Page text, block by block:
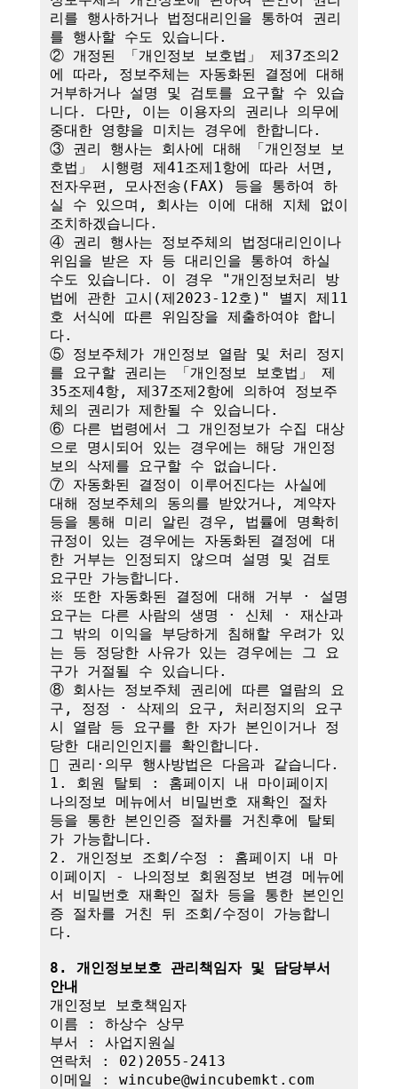
리를 행사하거나 법정대리인을 통하여 권리
를 행사할 수도 있습니다.
② 개정된 「개인정보 보호법」 제37조의2
에 따라, 정보주체는 자동화된 결정에 대해
거부하거나 설명 및 검토를 요구할 수 있습
니다. 다만, 이는 이용자의 권리나 의무에
중대한 영향을 미치는 경우에 한합니다.
③ 권리 행사는 회사에 대해 「개인정보 보
호법」 시행령 제41조제1항에 따라 서면,
전자우편, 모사전송(FAX) 등을 통하여 하
실 수 있으며, 회사는 이에 대해 지체 없이
조치하겠습니다.
④ 권리 행사는 정보주체의 법정대리인이나
위임을 받은 자 등 대리인을 통하여 하실
수도 있습니다. 이 경우 "개인정보처리 방
법에 관한 고시(제2023-12호)" 별지 제11
호 서식에 따른 위임장을 제출하여야 합니
다.
⑤ 정보주체가 개인정보 열람 및 처리 정지
를 요구할 권리는 「개인정보 보호법」 제
35조제4항, 제37조제2항에 의하여 정보주
체의 권리가 제한될 수 있습니다.
⑥ 다른 법령에서 그 개인정보가 수집 대상
으로 명시되어 있는 경우에는 해당 개인정
보의 삭제를 요구할 수 없습니다.
⑦ 자동화된 결정이 이루어진다는 사실에
대해 정보주체의 동의를 받았거나, 계약자
등을 통해 미리 알린 경우, 법률에 명확히
규정이 있는 경우에는 자동화된 결정에 대
한 거부는 인정되지 않으며 설명 및 검토
요구만 가능합니다.
※ 또한 자동화된 결정에 대해 거부 · 설명
요구는 다른 사람의 생명 · 신체 · 재산과
그 밖의 이익을 부당하게 침해할 우려가 있
는 등 정당한 사유가 있는 경우에는 그 요
구가 거절될 수 있습니다.
⑧ 회사는 정보주체 권리에 따른 열람의 요
구, 정정 · 삭제의 요구, 처리정지의 요구
시 열람 등 요구를 한 자가 본인이거나 정
당한 대리인인지를 확인합니다.
 권리·의무 행사방법은 다음과 같습니다.
1. 회원 탈퇴 : 홈페이지 내 마이페이지
나의정보 메뉴에서 비밀번호 재확인 절차
등을 통한 본인인증 절차를 거친후에 탈퇴
가 가능합니다.
2. 개인정보 조회/수정 : 홈페이지 내 마
이페이지 - 나의정보 회원정보 변경 메뉴에
서 비밀번호 재확인 절차 등을 통한 본인인
증 절차를 거친 뒤 조회/수정이 가능합니
다.
8. 개인정보보호 관리책임자 및 담당부서
안내
개인정보 보호책임자
이름 : 하상수 상무
부서 : 사업지원실
연락처 : 02)2055-2413
이메일 : wincube@wincubemkt.com